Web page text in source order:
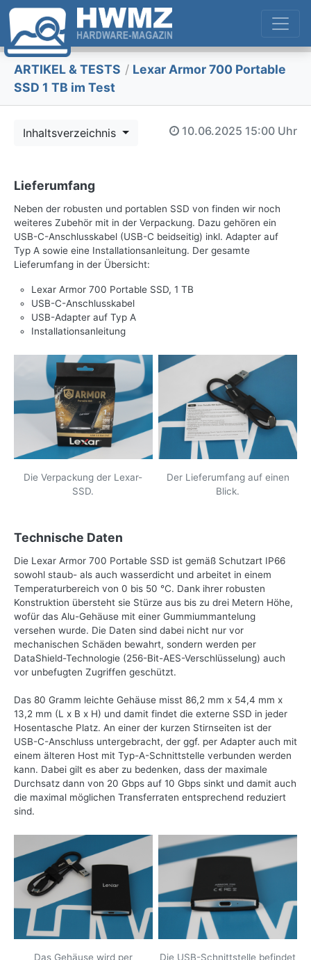
ARTIKEL & TESTS / Lexar Armor 700 Portable
SSD 1 TB im Test
Inhaltsverzeichnis 10.06.2025 15:00 Uhr
Lieferumfang
Neben der robusten und portablen SSD von finden wir noch
weiteres Zubehör mit in der Verpackung. Dazu gehören ein
USB-C-Anschlusskabel (USB-C beidseitig) inkl. Adapter auf
Typ A sowie eine Installationsanleitung. Der gesamte
Lieferumfang in der Übersicht:
Lexar Armor 700 Portable SSD, 1 TB
USB-C-Anschlusskabel
USB-Adapter auf Typ A
Installationsanleitung
Die Verpackung der Lexar-
SSD.
Der Lieferumfang auf einen
Blick.
Technische Daten
Die Lexar Armor 700 Portable SSD ist gemäß Schutzart IP66
sowohl staub- als auch wasserdicht und arbeitet in einem
Temperaturbereich von 0 bis 50 °C. Dank ihrer robusten
Konstruktion übersteht sie Stürze aus bis zu drei Metern Höhe,
wofür das Alu-Gehäuse mit einer Gummiummantelung
versehen wurde. Die Daten sind dabei nicht nur vor
mechanischen Schäden bewahrt, sondern werden per
DataShield-Technologie (256-Bit-AES-Verschlüsselung) auch
vor unbefugten Zugriffen geschützt.
Das 80 Gramm leichte Gehäuse misst 86,2 mm x 54,4 mm x
13,2 mm (L x B x H) und damit findet die externe SSD in jeder
Hosentasche Platz. An einer der kurzen Stirnseiten ist der
USB-C-Anschluss untergebracht, der ggf. per Adapter auch mit
einem älteren Host mit Typ-A-Schnittstelle verbunden werden
kann. Dabei gilt es aber zu bedenken, dass der maximale
Durchsatz dann von 20 Gbps auf 10 Gbps sinkt und damit auch
die maximal möglichen Transferraten entsprechend reduziert
sind.
Das Gehäuse wird per
Die USB-Schnittstelle befindet